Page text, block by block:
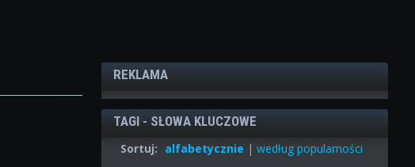
REKLAMA
TAGI - SŁOWA KLUCZOWE
Sortuj: alfabetycznie |według popularności